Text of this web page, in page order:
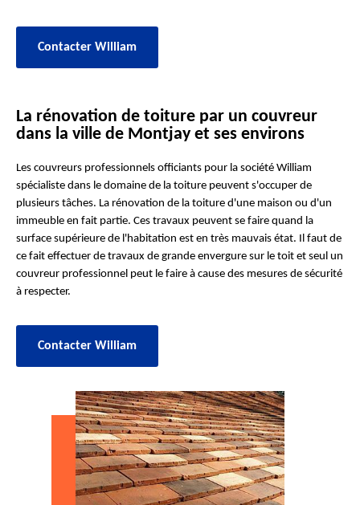
Contacter William
La rénovation de toiture par un couvreur
dans la ville de Montjay et ses environs
Les couvreurs professionnels officiants pour la société William
spécialiste dans le domaine de la toiture peuvent s'occuper de
plusieurs tâches. La rénovation de la toiture d'une maison ou d'un
immeuble en fait partie. Ces travaux peuvent se faire quand la
surface supérieure de l'habitation est en très mauvais état. Il faut de
ce fait effectuer de travaux de grande envergure sur le toit et seul un
couvreur professionnel peut le faire à cause des mesures de sécurité
à respecter.
Contacter William